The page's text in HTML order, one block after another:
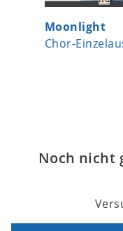
Moonlight
Chor-
Noch nicht